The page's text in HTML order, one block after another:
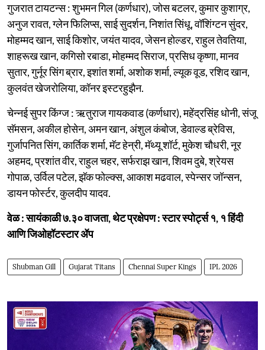
गुजरात टायटन्स : शुभमन गिल (कर्णधार), जोस बटलर, कुमार कुशाग्र,
अनुज रावत, ग्लेन फिलिप्स, साई सुदर्शन, निशांत सिंधू, वॉशिंग्टन सुंदर,
मोहम्मद खान, साई किशोर, जयंत यादव, जेसन होल्डर, राहुल तेवतिया,
शाहरूख खान, कगिसो रबाडा, मोहम्मद सिराज, प्रसिध कृष्णा, मानव
सुतार, गुर्नूर सिंग ब्रार, इशांत शर्मा, अशोक शर्मा, ल्यूक वूड, रशिद खान,
कुलवंत खेजरोलिया, कॉनर इस्टरहुझैन.
चेन्नई सुपर किंग्ज : ऋतुराज गायकवाड (कर्णधार), महेंद्रसिंह धोनी, संजू
सॅमसन, अकील होसेन, अमन खान, अंशुल कंबोज, डेवाल्ड ब्रेविस,
गुर्जापनित सिंग, कार्तिक शर्मा, मॅट हेन्री, मॅथ्यू शॉर्ट, मुकेश चौधरी, नूर
अहमद, प्रशांत वीर, राहुल चहर, सर्फराझ खान, शिवम दुबे, श्रेयस
गोपाळ, उर्विल पटेल, झॅक फोल्क्स, आकाश मढवाल, स्पेन्सर जॉन्सन,
डायन फोर्स्टर, कुलदीप यादव.
वेळ : सायंकाळी ७.३० वाजता, थेट प्रक्षेपण : स्टार स्पोर्ट्स १, १ हिंदी
आणि जिओहॉटस्टार ॲप
Shubman Gill Gujarat Titans Chennai Super Kings IPL 2026